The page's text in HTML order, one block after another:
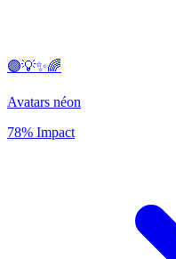
🟣💡✨🌈
Avatars néon
78% Impact